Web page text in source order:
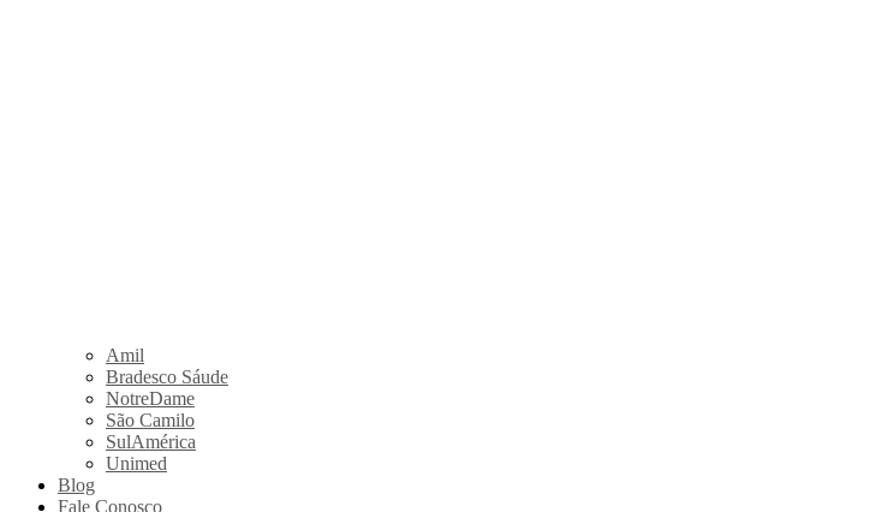
Amil
Bradesco Sáude
NotreDame
São Camilo
SulAmérica
Unimed
Blog
Fale Conosco